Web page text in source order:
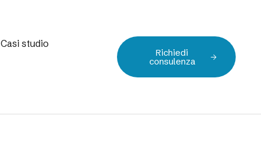
Casi studio
Richiedi
consulenza